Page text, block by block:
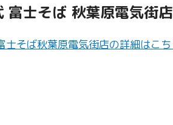
富士そば 秋葉原電気街店
士そば秋葉原電気街店の詳細はこ